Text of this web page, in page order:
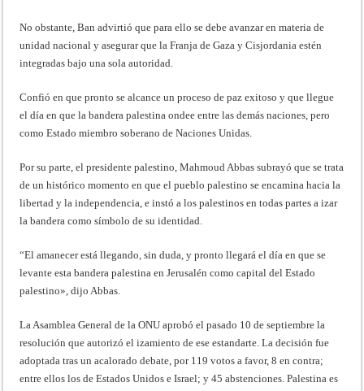
No obstante, Ban advirtió que para ello se debe avanzar en materia de
unidad nacional y asegurar que la Franja de Gaza y Cisjordania estén
integradas bajo una sola autoridad.
Confió en que pronto se alcance un proceso de paz exitoso y que llegue
el día en que la bandera palestina ondee entre las demás naciones, pero
como Estado miembro soberano de Naciones Unidas.
Por su parte, el presidente palestino, Mahmoud Abbas subrayó que se trata
de un histórico momento en que el pueblo palestino se encamina hacia la
libertad y la independencia, e instó a los palestinos en todas partes a izar
la bandera como símbolo de su identidad.
“El amanecer está llegando, sin duda, y pronto llegará el día en que se
levante esta bandera palestina en Jerusalén como capital del Estado
palestino», dijo Abbas.
La Asamblea General de la ONU aprobó el pasado 10 de septiembre la
resolución que autorizó el izamiento de ese estandarte. La decisión fue
adoptada tras un acalorado debate, por 119 votos a favor, 8 en contra;
entre ellos los de Estados Unidos e Israel; y 45 abstenciones. Palestina es